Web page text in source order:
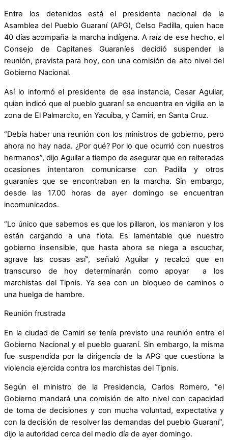
Entre los detenidos está el presidente nacional de la
Asamblea del Pueblo Guaraní (APG), Celso Padilla, quien hace
40 días acompaña la marcha indígena. A raíz de ese hecho, el
Consejo de Capitanes Guaraníes decidió suspender la
reunión, prevista para hoy, con una comisión de alto nivel del
Gobierno Nacional.
Así lo informó el presidente de esa instancia, Cesar Aguilar,
quien indicó que el pueblo guaraní se encuentra en vigilia en la
zona de El Palmarcito, en Yacuiba, y Camiri, en Santa Cruz.
“Debía haber una reunión con los ministros de gobierno, pero
ahora no hay nada. ¿Por qué? Por lo que ocurrió con nuestros
hermanos”, dijo Aguilar a tiempo de asegurar que en reiteradas
ocasiones intentaron comunicarse con Padilla y otros
guaraníes que se encontraban en la marcha. Sin embargo,
desde las 17.00 horas de ayer domingo se encuentran
incomunicados.
“Lo único que sabemos es que los pillaron, los maniaron y los
están cargando a una flota. Es lamentable que nuestro
gobierno insensible, que hasta ahora se niega a escuchar,
agrave las cosas así”, señaló Aguilar y recalcó que en
transcurso de hoy determinarán como apoyar a los
marchistas del Tipnis. Ya sea con un bloqueo de caminos o
una huelga de hambre.
Reunión frustrada
En la ciudad de Camiri se tenía previsto una reunión entre el
Gobierno Nacional y el pueblo guaraní. Sin embargo, la misma
fue suspendida por la dirigencia de la APG que cuestiona la
violencia ejercida contra los marchistas del Tipnis.
Según el ministro de la Presidencia, Carlos Romero, “el
Gobierno mandará una comisión de alto nivel con capacidad
de toma de decisiones y con mucha voluntad, expectativa y
con la decisión de resolver las demandas del pueblo Guaraní”,
dijo la autoridad cerca del medio día de ayer domingo.